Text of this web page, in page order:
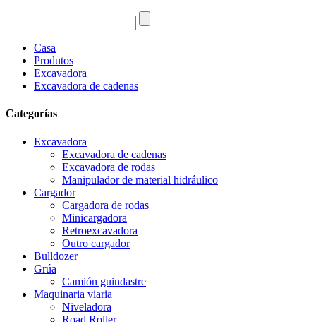
Casa
Produtos
Excavadora
Excavadora de cadenas
Categorías
Excavadora
Excavadora de cadenas
Excavadora de rodas
Manipulador de material hidráulico
Cargador
Cargadora de rodas
Minicargadora
Retroexcavadora
Outro cargador
Bulldozer
Grúa
Camión guindastre
Maquinaria viaria
Niveladora
Road Roller